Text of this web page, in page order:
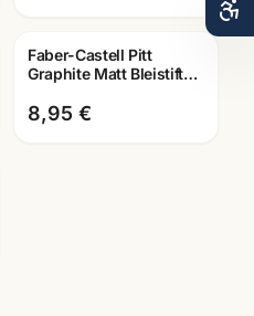
Faber-Castell Pitt
Graphite Matt Bleistifte ·
Weltneuheit
8,95 €